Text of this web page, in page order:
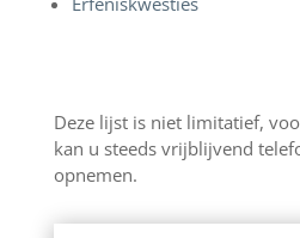
Deze lijst is niet limitatief,
kan u steeds vrijblijvend
opnemen.